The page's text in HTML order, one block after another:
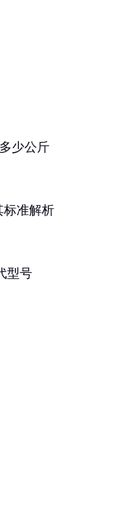
少公斤
标准解析
型号